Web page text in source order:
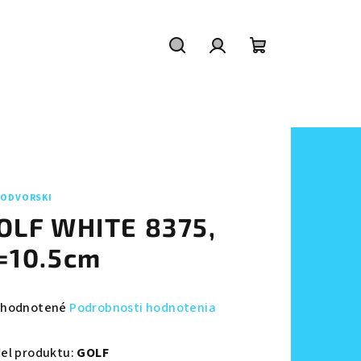
WHITE 8375,
Podrobnosti hodnotenia
produktu: GOLF